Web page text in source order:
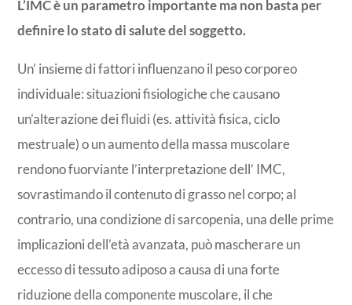
L’IMC è un parametro importante ma non basta per
definire lo stato di salute del soggetto.
Un’ insieme di fattori influenzano il peso corporeo
individuale: situazioni fisiologiche che causano
un’alterazione dei fluidi (es. attività fisica, ciclo
mestruale) o un aumento della massa muscolare
rendono fuorviante l’interpretazione dell’ IMC,
sovrastimando il contenuto di grasso nel corpo; al
contrario, una condizione di sarcopenia, una delle prime
implicazioni dell’età avanzata, può mascherare un
eccesso di tessuto adiposo a causa di una forte
riduzione della componente muscolare, il che